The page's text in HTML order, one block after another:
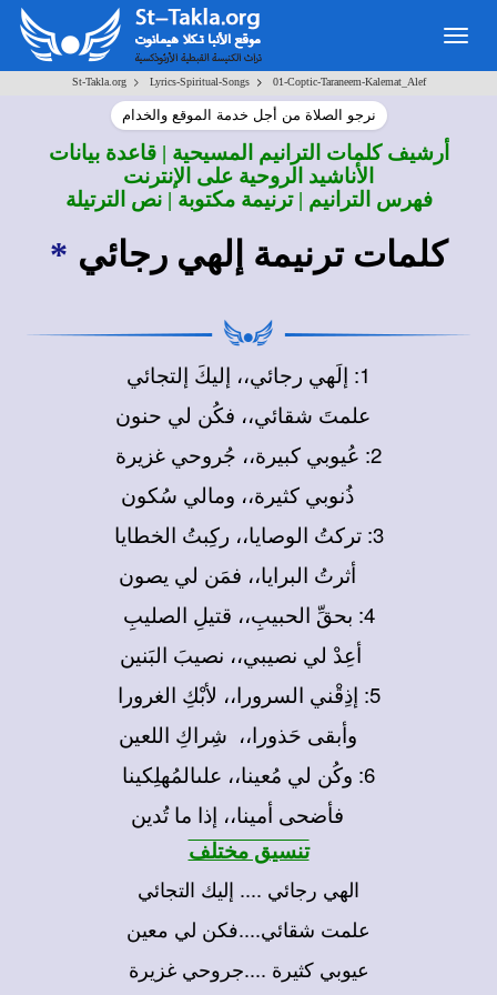
St-Takla.org> Lyrics-Spiritual-Songs> 01-Coptic-Taraneem-Kalemat_Alef
نرجو الصلاة من أجل خدمة الموقع والخدام
أرشيف كلمات الترانيم المسيحية | قاعدة بيانات
الأناشيد الروحية على الإنترنت
فهرس الترانيم | ترنيمة مكتوبة | نص الترتيلة
كلمات ترنيمة إلهي رجائي *
1: إلَهي رجائي،، إليكَ إلتجائي
علمتَ شقائي،، فكُن لي حنون
2: عُيوبي كبيرة،، جُروحي غزيرة
ذُنوبي كثيرة،، ومالي سُكون
3: تركتُ الوصايا،، ركِبتُ الخطايا
أثرتُ البرايا،، فمَن لي يصون
4: بحقِّ الحبيبِ،، قتيلِ الصليبِ
أعِدْ لي نصيبي،، نصيبَ البَنين
5: إذِقْني السرورا،، لأبْكِ الغرورا
وأبقى حَذورا،، شِراكِ اللعين
6: وكُن لي مُعينا،، علىالمُهلِكينا
فأضحى أمينا،، إذا ما تُدين
تنسيق مختلف
الهي رجائي .... إليك التجائي
علمت شقائي....فكن لي معين
عيوبي كثيرة ....جروحي غزيرة